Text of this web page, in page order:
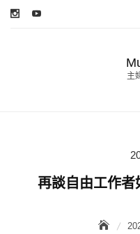
Skip
主
再談自由工作者